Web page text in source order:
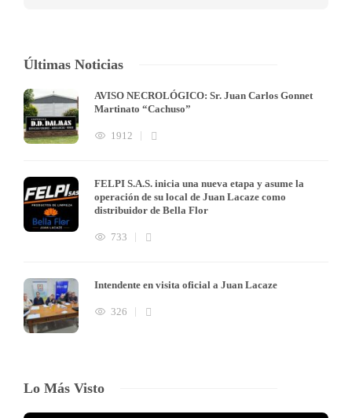
Últimas Noticias
AVISO NECROLÓGICO: Sr. Juan Carlos Gonnet
Martinato “Cachuso”
1912
FELPI S.A.S. inicia una nueva etapa y asume la
operación de su local de Juan Lacaze como
distribuidor de Bella Flor
733
Intendente en visita oficial a Juan Lacaze
326
Lo Más Visto